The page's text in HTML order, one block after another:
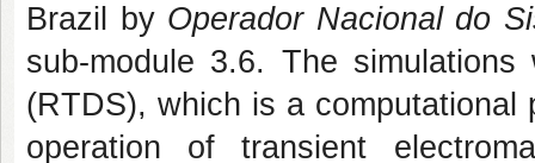
Brazil by Operador Nacional do
sub-module 3.6. The
(RTDS), which is a computational
operation of transient